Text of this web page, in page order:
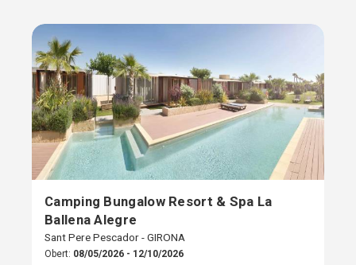
Camping Bungalow Resort & Spa La
Ballena Alegre
Sant Pere Pescador - GIRONA
Obert: 08/05/2026 - 12/10/2026